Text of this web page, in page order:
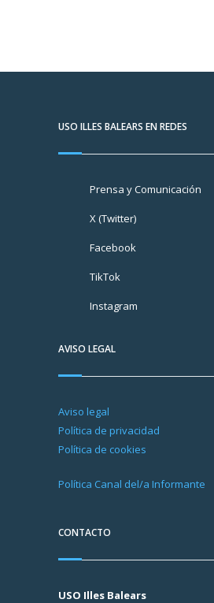
USO ILLES BALEARS EN REDES
Prensa y Comunicación
X (Twitter)
Facebook
TikTok
Instagram
AVISO LEGAL
Aviso legal
Política de privacidad
Política de cookies
Política Canal del/a Informante
CONTACTO
USO Illes Balears